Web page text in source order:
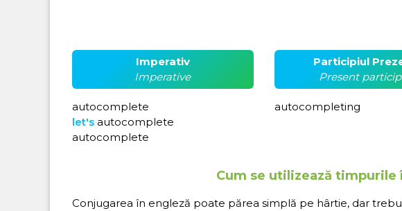
Imperativ
Imperative
autocomplete
let's autocomplete
autocomplete
Participiul
Present
autocompleting
Cum se utilizează
Conjugarea în engleză poate părea simplă pe hârtie, dar